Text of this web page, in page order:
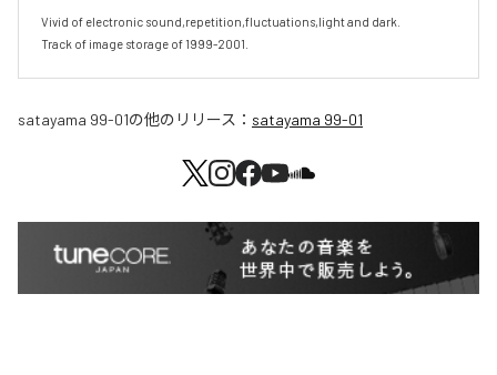
Vivid of electronic sound,repetition,fluctuations,light and dark.
Track of image storage of 1999-2001.
satayama 99-01の他のリリース： satayama 99-01